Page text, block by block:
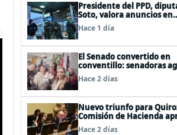
Presidente del PPD,
Soto, valora anuncios en
seguridad pero advierte
clave: alzamiento del
Hace 1 día
El Senado convertido en
conventillo: senadoras
de las mechas
Hace 2 días
Nuevo triunfo para
Comisión de Hacienda
vetos a la Megarreforma
Hace 2 días